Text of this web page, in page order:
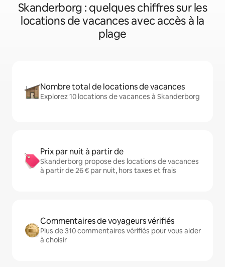
Skanderborg : quelques chiffres sur les
locations de vacances avec accès à la
plage
Nombre total de locations de vacances
Explorez 10 locations de vacances à Skanderborg
Prix par nuit à partir de
Skanderborg propose des locations de vacances
à partir de 26 € par nuit, hors taxes et frais
Commentaires de voyageurs vérifiés
Plus de 310 commentaires vérifiés pour vous aider
à choisir